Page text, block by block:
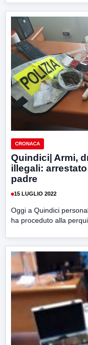
CRONACA
Quindici| Armi,
illegali:
padre
15 LUGLIO 2022
Oggi a Quindici
ha proceduto alla